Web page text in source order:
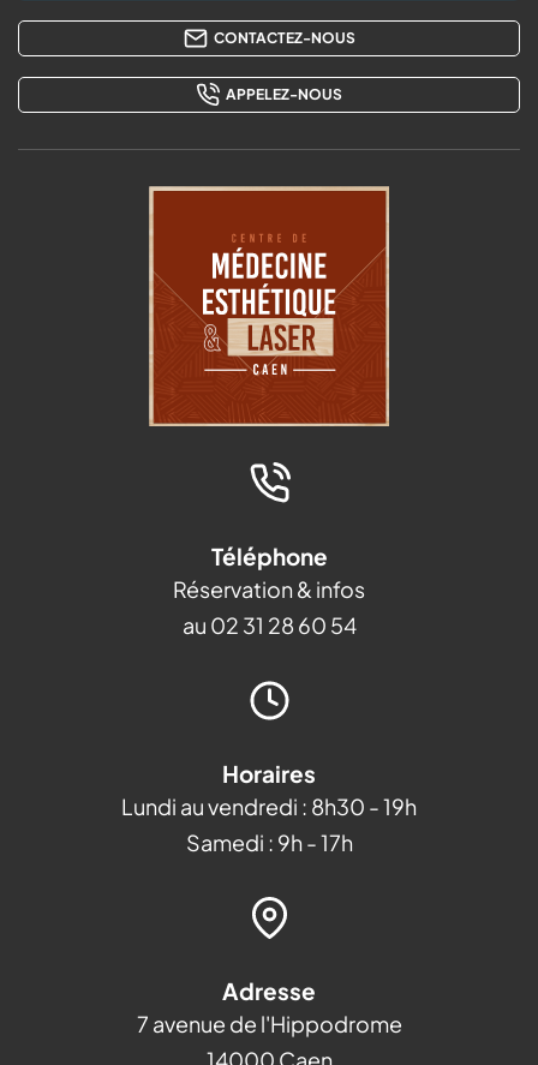
CONTACTEZ-NOUS
APPELEZ-NOUS
Téléphone
Réservation & infos
au 02 31 28 60 54
Horaires
Lundi au vendredi : 8h30 - 19h
Samedi : 9h - 17h
Adresse
7 avenue de l'Hippodrome